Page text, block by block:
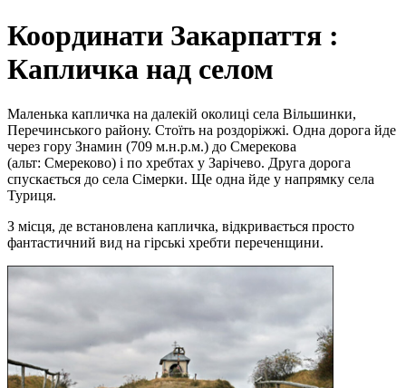
Координати Закарпаття :
Капличка над селом
Маленька капличка на далекій околиці села Вільшинки,
Перечинського району. Стоїть на роздоріжжі. Одна дорога йде
через гору Знамин (709 м.н.р.м.) до Смерекова
(альт: Смереково) і по хребтах у Зарічево. Друга дорога
спускається до села Сімерки. Ще одна йде у напрямку села
Туриця.
З місця, де встановлена капличка, відкривається просто
фантастичний вид на гірські хребти переченщини.